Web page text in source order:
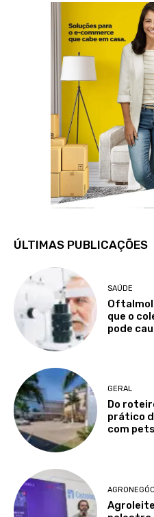
ÚLTIMAS PUBLICAÇÕES
SAÚDE
que o
pode
GERAL
Do
prático
com